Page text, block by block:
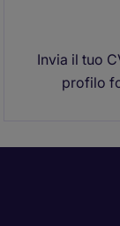
Invia il tuo
profilo